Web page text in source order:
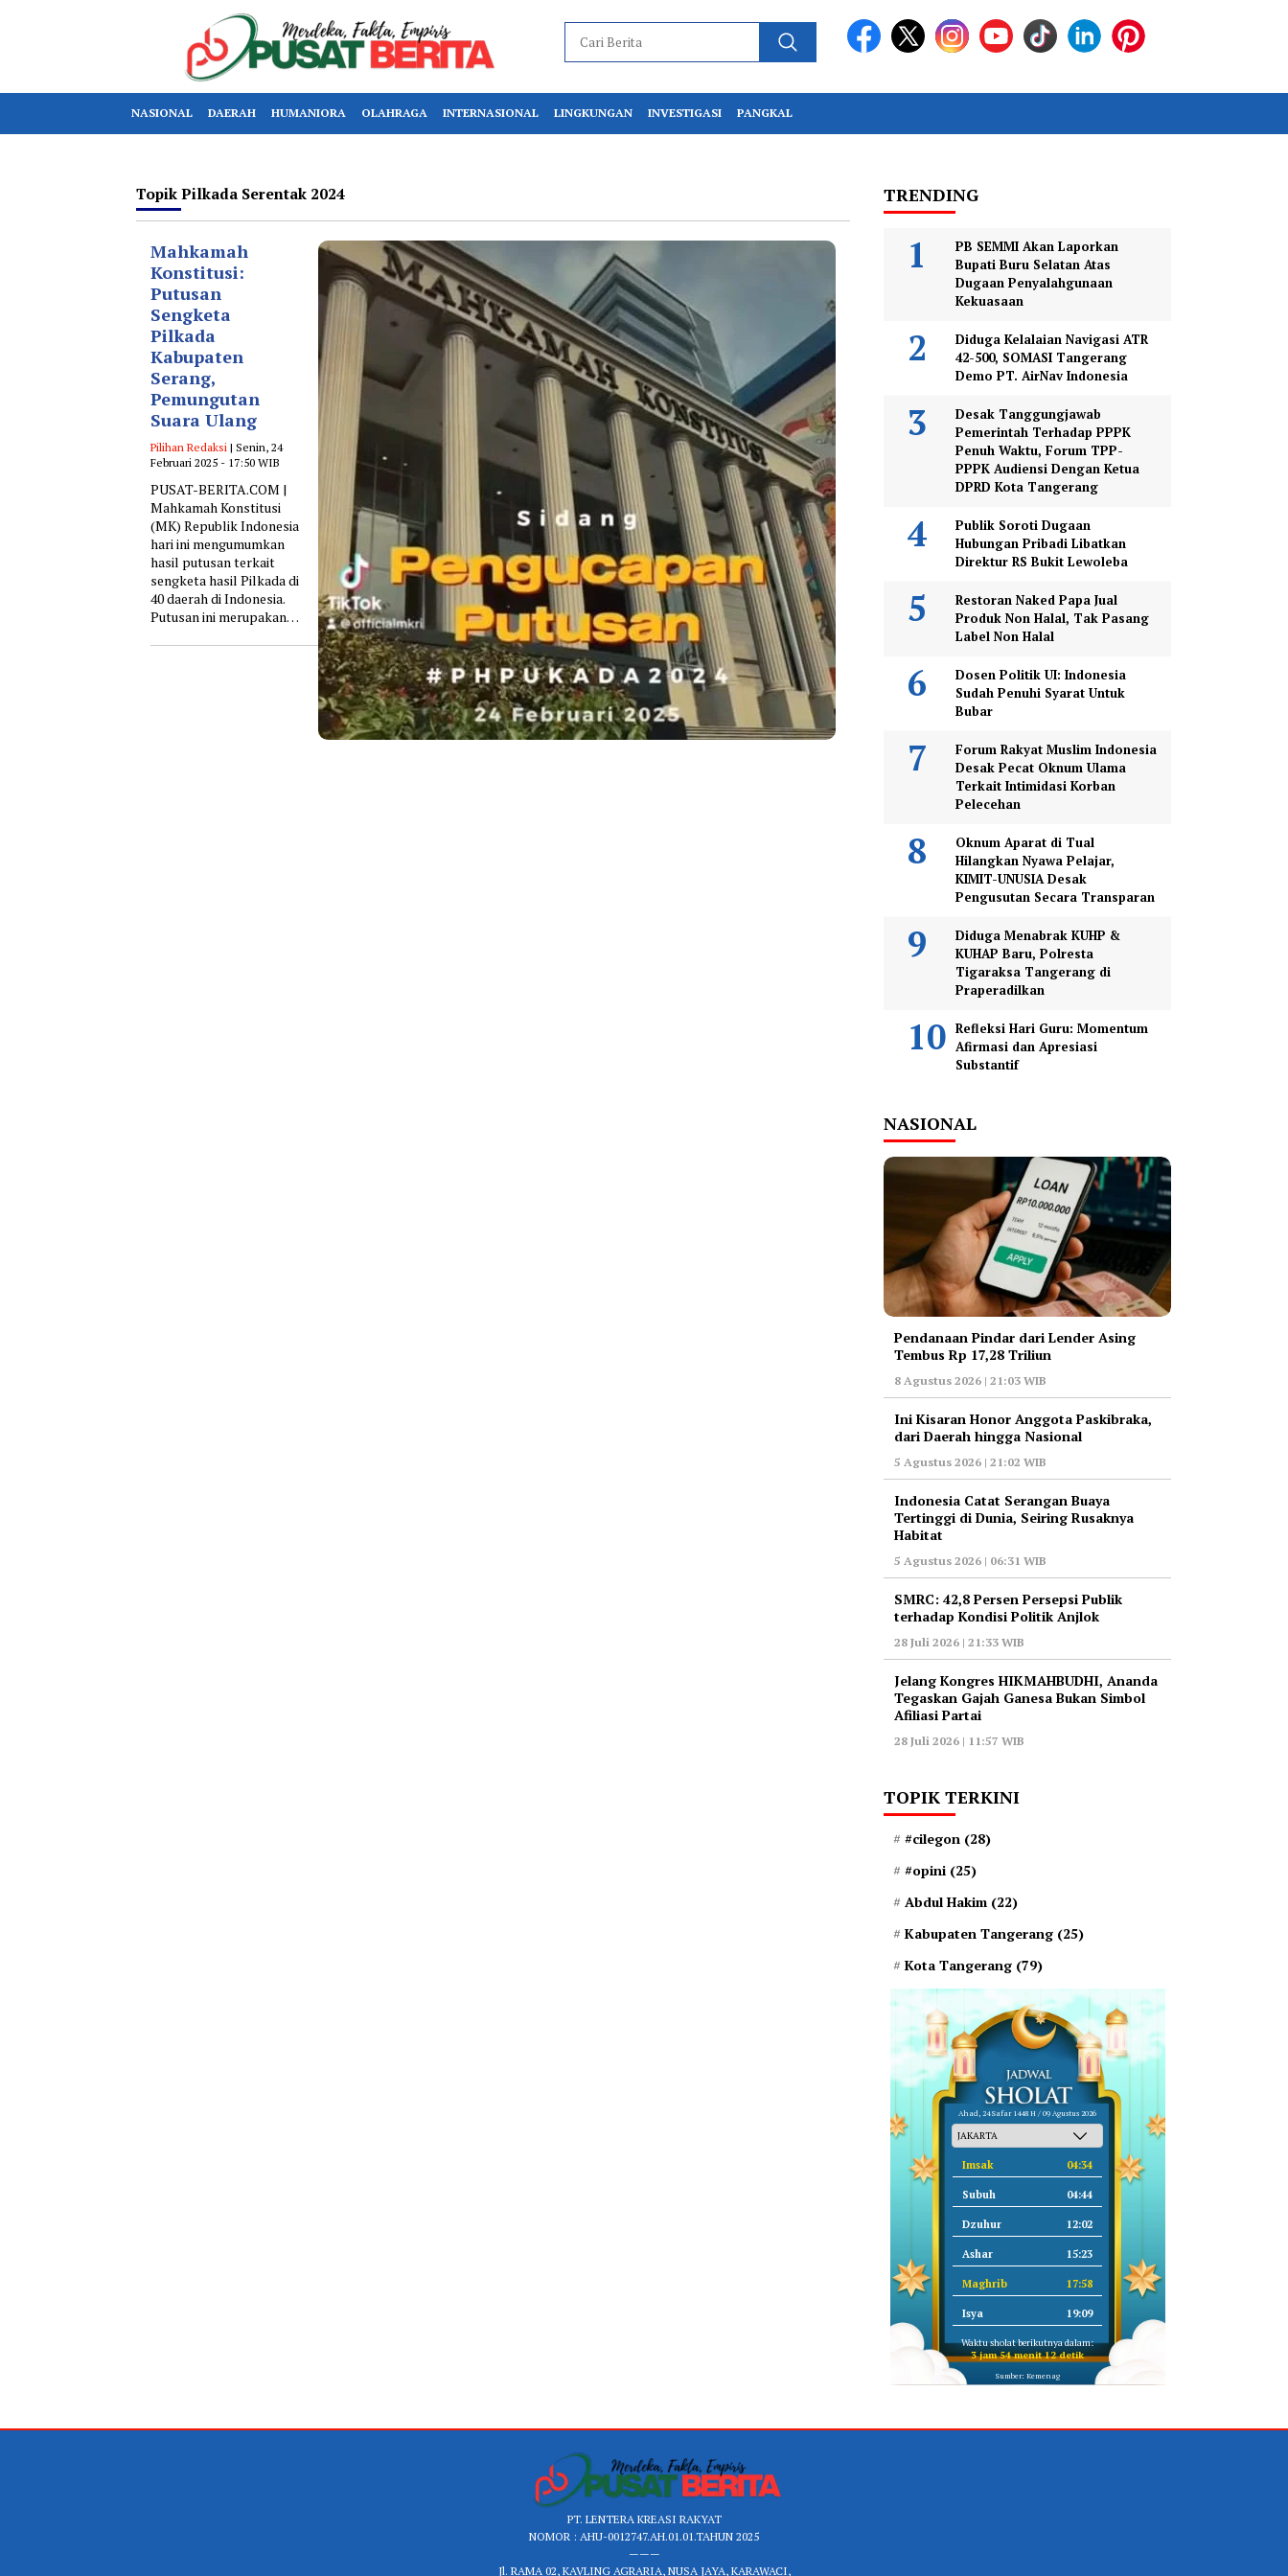
NASIONAL DAERAH HUMANIORA OLAHRAGA INTERNASIONAL LINGKUNGAN INVESTIGASI PANGKAL
Topik Pilkada Serentak 2024
Mahkamah
Konstitusi:
Putusan
Sengketa
Pilkada
Kabupaten
Serang,
Pemungutan
Suara Ulang
Pilihan Redaksi | Senin, 24
Februari 2025 - 17:50 WIB
PUSAT-BERITA.COM |
Mahkamah Konstitusi
(MK) Republik Indonesia
hari ini mengumumkan
hasil putusan terkait
sengketa hasil Pilkada di
40 daerah di Indonesia.
Putusan ini merupakan…
TRENDING
PB SEMMI Akan Laporkan
Bupati Buru Selatan Atas
Dugaan Penyalahgunaan
Kekuasaan
Diduga Kelalaian Navigasi ATR
42-500, SOMASI Tangerang
Demo PT. AirNav Indonesia
Desak Tanggungjawab
Pemerintah Terhadap PPPK
Penuh Waktu, Forum TPP-
PPPK Audiensi Dengan Ketua
DPRD Kota Tangerang
Publik Soroti Dugaan
Hubungan Pribadi Libatkan
Direktur RS Bukit Lewoleba
Restoran Naked Papa Jual
Produk Non Halal, Tak Pasang
Label Non Halal
Dosen Politik UI: Indonesia
Sudah Penuhi Syarat Untuk
Bubar
Forum Rakyat Muslim Indonesia
Desak Pecat Oknum Ulama
Terkait Intimidasi Korban
Pelecehan
Oknum Aparat di Tual
Hilangkan Nyawa Pelajar,
KIMIT-UNUSIA Desak
Pengusutan Secara Transparan
Diduga Menabrak KUHP &
KUHAP Baru, Polresta
Tigaraksa Tangerang di
Praperadilkan
Refleksi Hari Guru: Momentum
Afirmasi dan Apresiasi
Substantif
NASIONAL
Pendanaan Pindar dari Lender Asing
Tembus Rp 17,28 Triliun
8 Agustus 2026 | 21:03 WIB
Ini Kisaran Honor Anggota Paskibraka,
dari Daerah hingga Nasional
5 Agustus 2026 | 21:02 WIB
Indonesia Catat Serangan Buaya
Tertinggi di Dunia, Seiring Rusaknya
Habitat
5 Agustus 2026 | 06:31 WIB
‎SMRC: 42,8 Persen Persepsi Publik
terhadap Kondisi Politik Anjlok
28 Juli 2026 | 21:33 WIB
‎Jelang Kongres HIKMAHBUDHI, Ananda
Tegaskan Gajah Ganesa Bukan Simbol
Afiliasi Partai
28 Juli 2026 | 11:57 WIB
TOPIK TERKINI
#cilegon (28)
#opini (25)
Abdul Hakim (22)
Kabupaten Tangerang (25)
Kota Tangerang (79)
Ahad, 24 Safar 1448 H / 09 Agustus 2026
Imsak 04:34
Subuh 04:44
Dzuhur 12:02
Ashar 15:23
Maghrib 17:58
Isya 19:09
Waktu sholat berikutnya dalam:
3 jam 54 menit 12 detik
Sumber: Kemenag
PT. LENTERA KREASI RAKYAT
NOMOR : AHU-0012747.AH.01.01.TAHUN 2025
———
Jl. RAMA 02, KAVLING AGRARIA, NUSA JAYA, KARAWACI,